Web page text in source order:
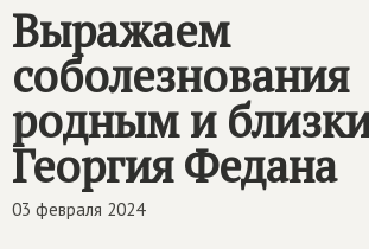
Выражаем
соболезнования
родным и
Георгия Федана
03 февраля 2024